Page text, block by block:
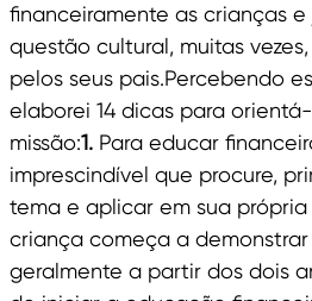
financeiramente as crianças
questão cultural, muitas
pelos seus pais.Percebendo
elaborei 14 dicas para
missão:1. Para educar
imprescindível que procure,
tema e aplicar em sua própria
criança começa a
geralmente a partir dos dois